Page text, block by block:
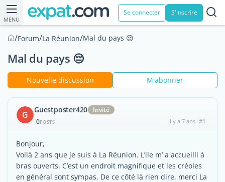
MENU
Se connecter S'inscrire
/Forum/La Réunion/Mal du pays 😔
Mal du pays 😔
Nouvelle discussion M'abonner
G Guestposter420
Invité
0POSTS il y a 7 ans #1
Bonjour,
Voilà 2 ans que je suis à La Réunion. L’ile m’ a accueilli à
bras ouverts. C’est un endroit magnifique et les créoles
en général sont sympas. De ce côté là rien dire, merci La